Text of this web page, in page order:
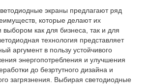
экраны предлагают ряд
которые делают их
выбором как для бизнеса, так и для
технология представляет
аргумент в пользу устойчивого
энергопотребления и улучшения
до безртутного дизайна и
загрязнения. Выбирая светодиодные